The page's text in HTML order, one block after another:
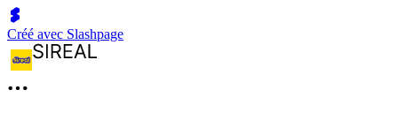
Créé avec Slashpage